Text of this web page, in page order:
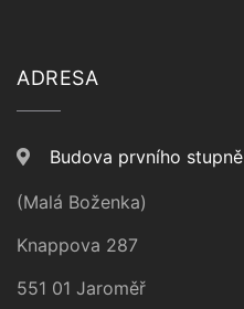
ADRESA
Budova prvního stupně
(Malá Boženka)
Knappova 287
551 01 Jaroměř